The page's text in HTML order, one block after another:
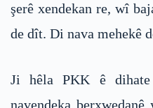
şerê xendekan re, wî
de dît. Di nava mehekê
Ji hêla PKK ê
navendeka